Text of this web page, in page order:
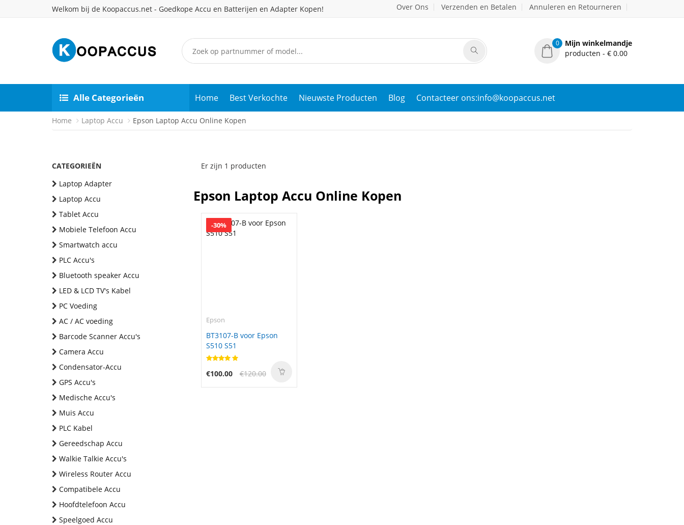
Welkom bij de Koopaccus.net - Goedkope Accu en Batterijen en Adapter Kopen! Over Ons Verzenden en Betalen Annuleren en Retourneren
0
Mijn winkelmandje
producten - € 0.00
Alle Categorieën Home Best Verkochte Nieuwste Producten Blog Contacteer ons:info@koopaccus.net
Home Laptop Accu Epson Laptop Accu Online Kopen
CATEGORIEËN
Laptop Adapter
Laptop Accu
Tablet Accu
Mobiele Telefoon Accu
Smartwatch accu
PLC Accu's
Bluetooth speaker Accu
LED & LCD TV's Kabel
PC Voeding
AC / AC voeding
Barcode Scanner Accu's
Camera Accu
Condensator-Accu
GPS Accu's
Medische Accu's
Muis Accu
PLC Kabel
Gereedschap Accu
Walkie Talkie Accu's
Wireless Router Accu
Compatibele Accu
Hoofdtelefoon Accu
Speelgoed Accu
Er zijn 1 producten
Epson Laptop Accu Online Kopen
-30%
Epson
BT3107-B voor Epson
S510 S51
€100.00 €120.00